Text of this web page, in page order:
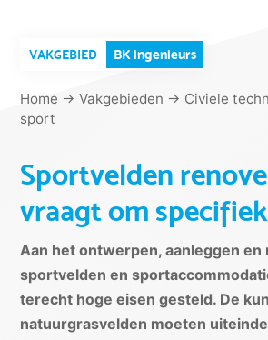
VAKGEBIED BK ingenieurs
Home →Vakgebieden → Civiele
sport
Sportvelden
vraagt om
Aan het ontwerpen, aanleggen en
sportvelden en
terecht hoge eisen gesteld. De
natuurgrasvelden moeten